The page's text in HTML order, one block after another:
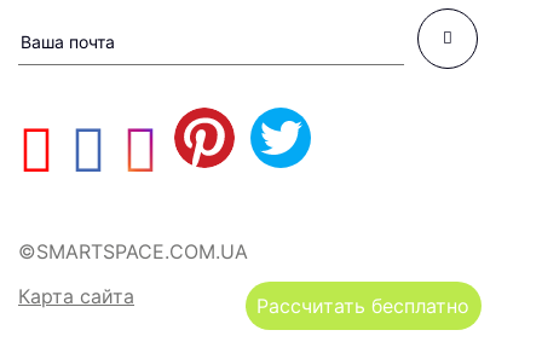
Рассчитать бесплатно
©SMARTSPACE.COM.UA
Карта сайта